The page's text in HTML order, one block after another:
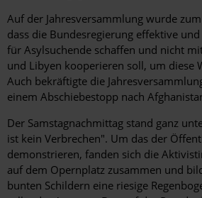
Auf der Jahresversammlung wurde
dass die Bundesregierung effektive
für Asylsuchende schaffen und nicht
und Libyen kooperieren soll, um diese
Auch bekräftigte die
einem Abschiebestopp nach
Der Samstagnachmittag stand ganz
ist kein Verbrechen". Um das der
demonstrieren, fanden sich die
auf dem Opernplatz zusammen und
bunten Schildern eine riesige